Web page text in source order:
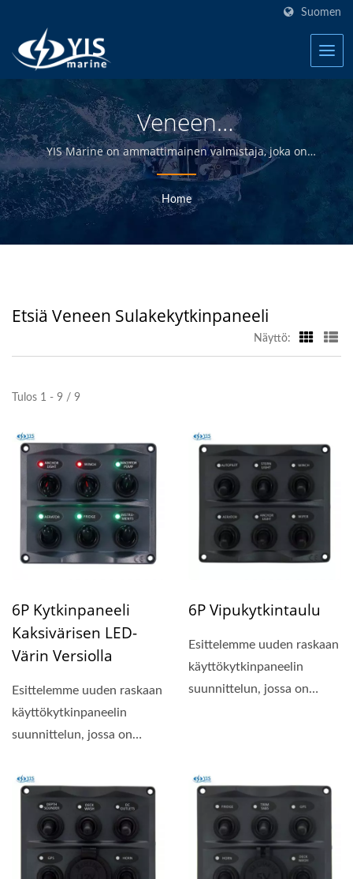
Suomen
Veneen
SulakekytkinpaneeliEtsitty
| Taiwanin Vedenpitävät
Kytkinpaneelit Veneille
Valmistaja | YIS Marine
YIS Marine on ammattimainen valmistaja, joka on
omistautunut tarjoamaan korkealaatuisia sähkö- ja
elektroniikkatuotteita jakelijoille, tukkukauppiaille,
vähittäiskauppiaille ja veneenrakentajille
meriteollisuudessa yli 30 vuoden ajan.
Home
Etsiä Veneen Sulakekytkinpaneeli
Näyttö:
Tulos 1 - 9 / 9
6P Kytkinpaneeli
Kaksivärisen LED-
Värin Versiolla
Esittelemme uuden raskaan
käyttökytkinpaneelin
suunnittelun, jossa on
6P Vipukytkintaulu
Esittelemme uuden raskaan
käyttökytkinpaneelin
suunnittelun, jossa on